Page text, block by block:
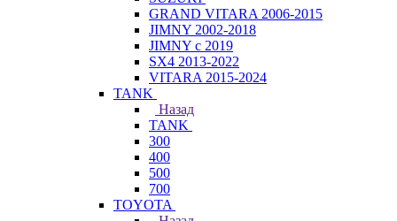
GRAND VITARA 2006-2015
JIMNY 2002-2018
JIMNY с 2019
SX4 2013-2022
VITARA 2015-2024
TANK
Назад
TANK
300
400
500
700
TOYOTA